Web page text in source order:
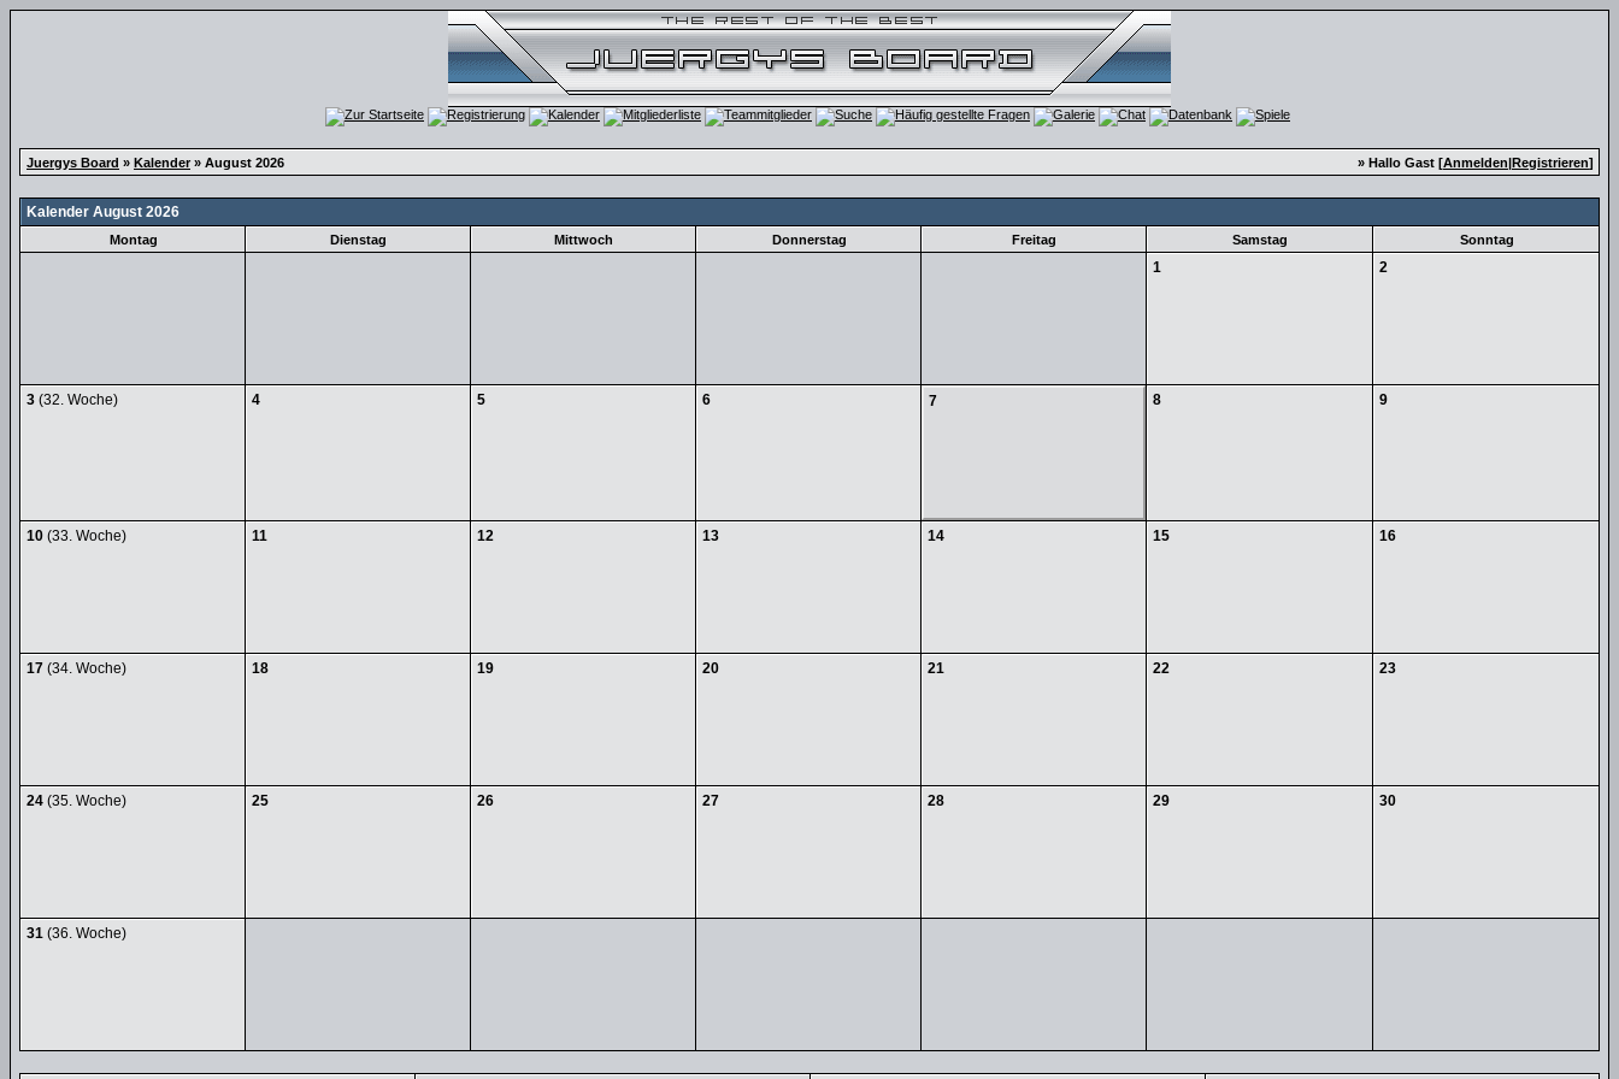
Juergys Board » Kalender» August 2026 » Hallo Gast [Anmelden|Registrieren]
Kalender August 2026
Montag Dienstag Mittwoch Donnerstag Freitag Samstag Sonntag
1 2
3 (32. Woche) 4 5 6 7 8 9
10 (33. Woche) 11 12 13 14 15 16
17 (34. Woche) 18 19 20 21 22 23
24 (35. Woche) 25 26 27 28 29 30
31 (36. Woche)